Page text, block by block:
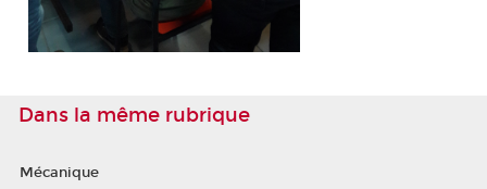
Dans la même rubrique
Mécanique